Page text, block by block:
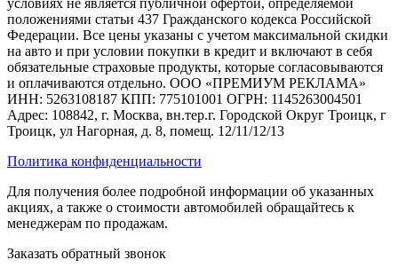
положениями статьи 437 Гражданского кодекса Российской
Федерации. Все цены указаны с учетом максимальной скидки
на авто и при условии покупки в кредит и включают в себя
обязательные страховые продукты, которые согласовываются
и оплачиваются отдельно. ООО «ПРЕМИУМ РЕКЛАМА»
ИНН: 5263108187 КПП: 775101001 ОГРН: 1145263004501
Адрес: 108842, г. Москва, вн.тер.г. Городской Округ Троицк, г
Троицк, ул Нагорная, д. 8, помещ. 12/11/12/13
Политика конфиденциальности
Для получения более подробной информации об указанных
акциях, а также о стоимости автомобилей обращайтесь к
менеджерам по продажам.
Заказать обратный звонок